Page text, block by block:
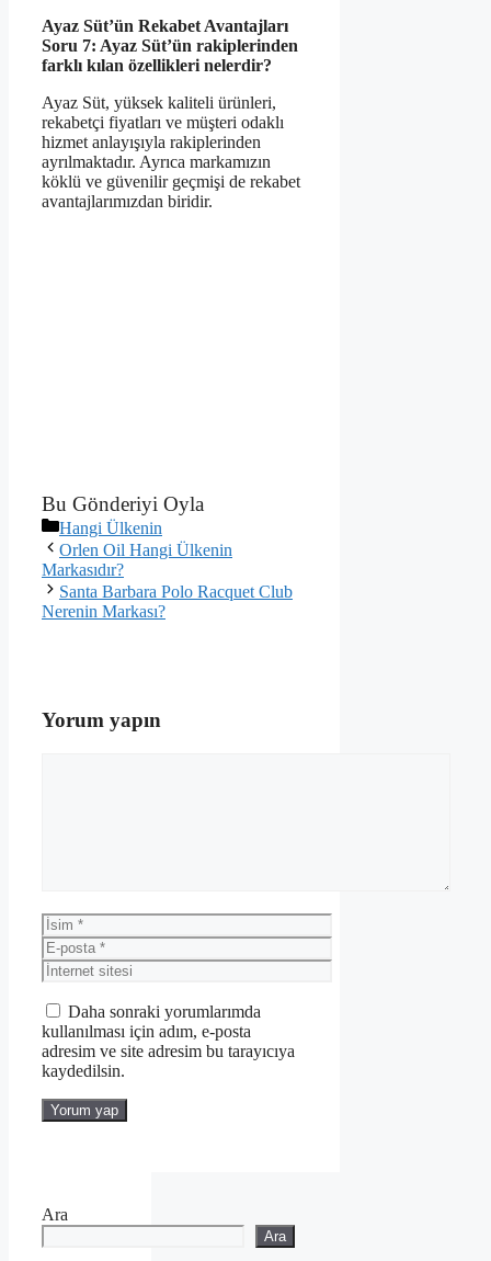
Ayaz Süt’ün Rekabet Avantajları
Soru 7: Ayaz Süt’ün rakiplerinden
farklı kılan özellikleri nelerdir?
Ayaz Süt, yüksek kaliteli ürünleri,
rekabetçi fiyatları ve müşteri odaklı
hizmet anlayışıyla rakiplerinden
ayrılmaktadır. Ayrıca markamızın
köklü ve güvenilir geçmişi de rekabet
avantajlarımızdan biridir.
Bu Gönderiyi Oyla
Kategoriler
Hangi Ülkenin
Orlen Oil Hangi Ülkenin
Markasıdır?
Santa Barbara Polo Racquet Club
Nerenin Markası?
Yorum yapın
İsim
E-
posta
İnternet
sitesi
Daha sonraki yorumlarımda
kullanılması için adım, e-posta
adresim ve site adresim bu tarayıcıya
kaydedilsin.
Ara
Ara